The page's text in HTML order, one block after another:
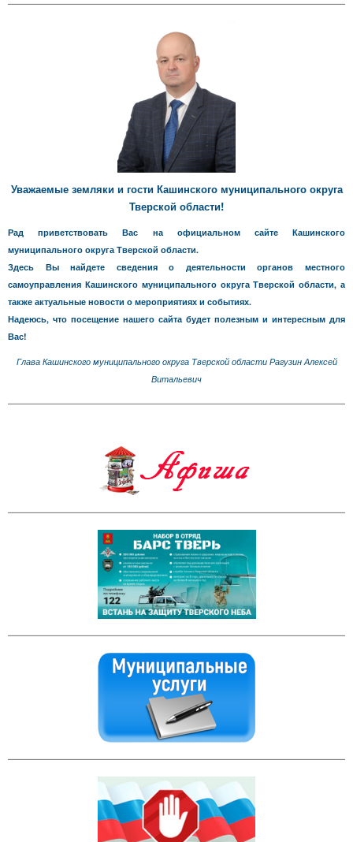
Уважаемые земляки и гости Кашинского муниципального округа
Тверской области!
Рад приветствовать Вас на официальном сайте Кашинского
муниципального округа Тверской области.
Здесь Вы найдете сведения о деятельности органов местного
самоуправления Кашинского муниципального округа Тверской области, а
также актуальные новости о мероприятиях и событиях.
Надеюсь, что посещение нашего сайта будет полезным и интересным для
Вас!
Глава Кашинского муниципального округа Тверской области Рагузин Алексей
Витальевич